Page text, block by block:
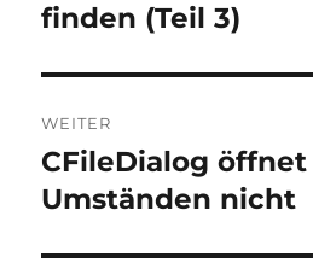
Beitrag:
finden (Teil 3)
WEITER
Nächster
Beitrag:
CFileDialog
Umständen nicht